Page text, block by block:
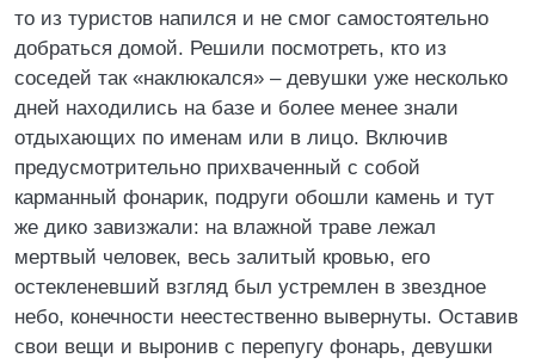
то из туристов напился и не смог самостоятельно
добраться домой. Решили посмотреть, кто из
соседей так «наклюкался» – девушки уже несколько
дней находились на базе и более менее знали
отдыхающих по именам или в лицо. Включив
предусмотрительно прихваченный с собой
карманный фонарик, подруги обошли камень и тут
же дико завизжали: на влажной траве лежал
мертвый человек, весь залитый кровью, его
остекленевший взгляд был устремлен в звездное
небо, конечности неестественно вывернуты. Оставив
свои вещи и выронив с перепугу фонарь, девушки